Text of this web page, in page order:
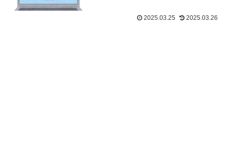
2025.03.25 2025.03.26